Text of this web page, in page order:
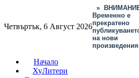
Четвъртък, 6 Август 2026
»
Временно е
прекратено
на нови
Начало
ХуЛитери